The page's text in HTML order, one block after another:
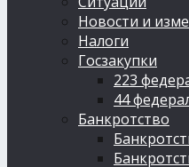
Новости и
Налоги
Госзакупки
223
44
Банкротство